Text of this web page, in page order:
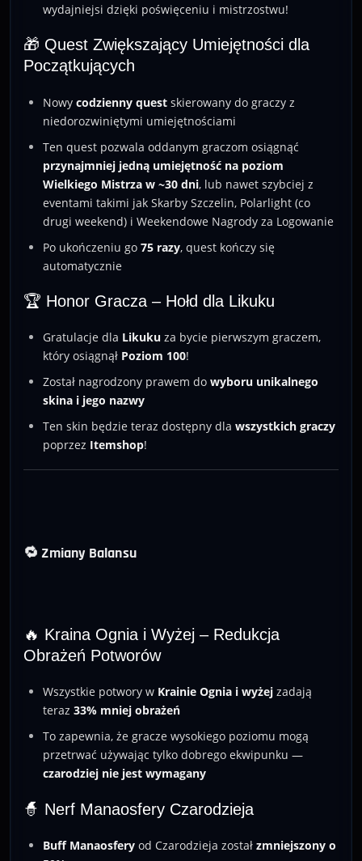
wydajniejsi dzięki poświęceniu i mistrzostwu!
🎁 Quest Zwiększający Umiejętności dla
Początkujących
Nowy codzienny quest skierowany do graczy z
niedorozwiniętymi umiejętnościami
Ten quest pozwala oddanym graczom osiągnąć
przynajmniej jedną umiejętność na poziom
Wielkiego Mistrza w ~30 dni, lub nawet szybciej z
eventami takimi jak Skarby Szczelin, Polarlight (co
drugi weekend) i Weekendowe Nagrody za Logowanie
Po ukończeniu go 75 razy, quest kończy się
automatycznie
🏆 Honor Gracza – Hołd dla Likuku
Gratulacje dla Likuku za bycie pierwszym graczem,
który osiągnął Poziom 100!
Został nagrodzony prawem do wyboru unikalnego
skina i jego nazwy
Ten skin będzie teraz dostępny dla wszystkich graczy
poprzez Itemshop!
🔁 Zmiany Balansu
🔥 Kraina Ognia i Wyżej – Redukcja
Obrażeń Potworów
Wszystkie potwory w Krainie Ognia i wyżej zadają
teraz 33% mniej obrażeń
To zapewnia, że gracze wysokiego poziomu mogą
przetrwać używając tylko dobrego ekwipunku —
czarodziej nie jest wymagany
🧙 Nerf Manaosfery Czarodzieja
Buff Manaosfery od Czarodzieja został zmniejszony o